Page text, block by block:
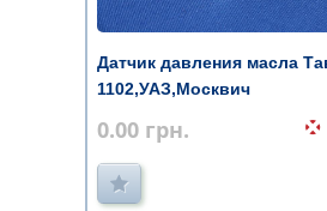
Датчик давления масла
1102,УАЗ,Москвич
0.00 грн.